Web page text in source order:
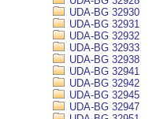
UDA-BG 32930
UDA-BG 32931
UDA-BG 32932
UDA-BG 32933
UDA-BG 32938
UDA-BG 32941
UDA-BG 32942
UDA-BG 32945
UDA-BG 32947